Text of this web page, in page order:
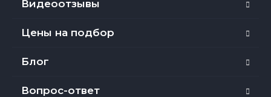
Видеоотзывы
Цены на подбор
Блог
Вопрос-ответ